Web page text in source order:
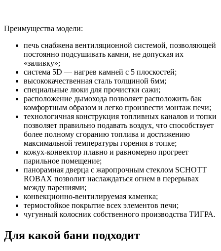
Преимущества модели:
печь снабжена вентиляционной системой, позволяющей
постоянно подсушивать камни, не допуская их
«заливку»;
система 5D — нагрев камней с 5 плоскостей;
высококачественная сталь толщиной 6мм;
специальные люки для прочистки сажи;
расположение дымохода позволяет расположить бак
комфортным образом и легко произвести монтаж печи;
технологичная конструкция топливных каналов и топки
позволяет правильно подавать воздух, что способствует
более полному сгоранию топлива и достижению
максимальной температуры горения в топке;
кожух-конвектор плавно и равномерно прогреет
парильное помещение;
панорамная дверца с жаропрочным стеклом SCHOTT
ROBAX позволит наслаждаться огнем в перерывах
между парениями;
конвекционно-вентилируемая каменка;
термостойкое покрытие всех элементов печи;
чугунный колосник собственного производства ТИГРА.
Для какой бани подходит